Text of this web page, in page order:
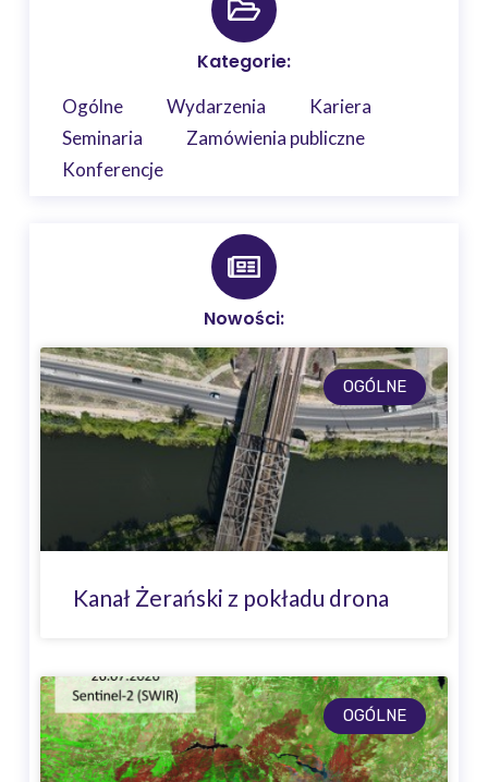
Kategorie:
Ogólne Wydarzenia
Kariera
Seminaria
Zamówienia publiczne
Konferencje
Nowości:
OGÓLNE
Kanał Żerański z pokładu drona
OGÓLNE